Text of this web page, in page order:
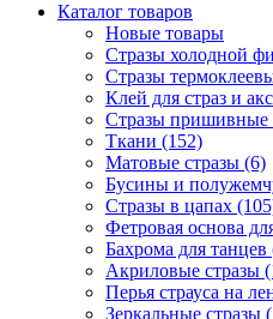
Каталог товаров
Новые товары
Стразы холодной
Стразы
Клей для страз и
Стразы пришивные
Ткани (152)
Матовые стразы (6)
Бусины и
Стразы в цапах
Фетровая основа
Бахрома для танцев
Акриловые стразы
Перья страуса на
Зеркальные стразы